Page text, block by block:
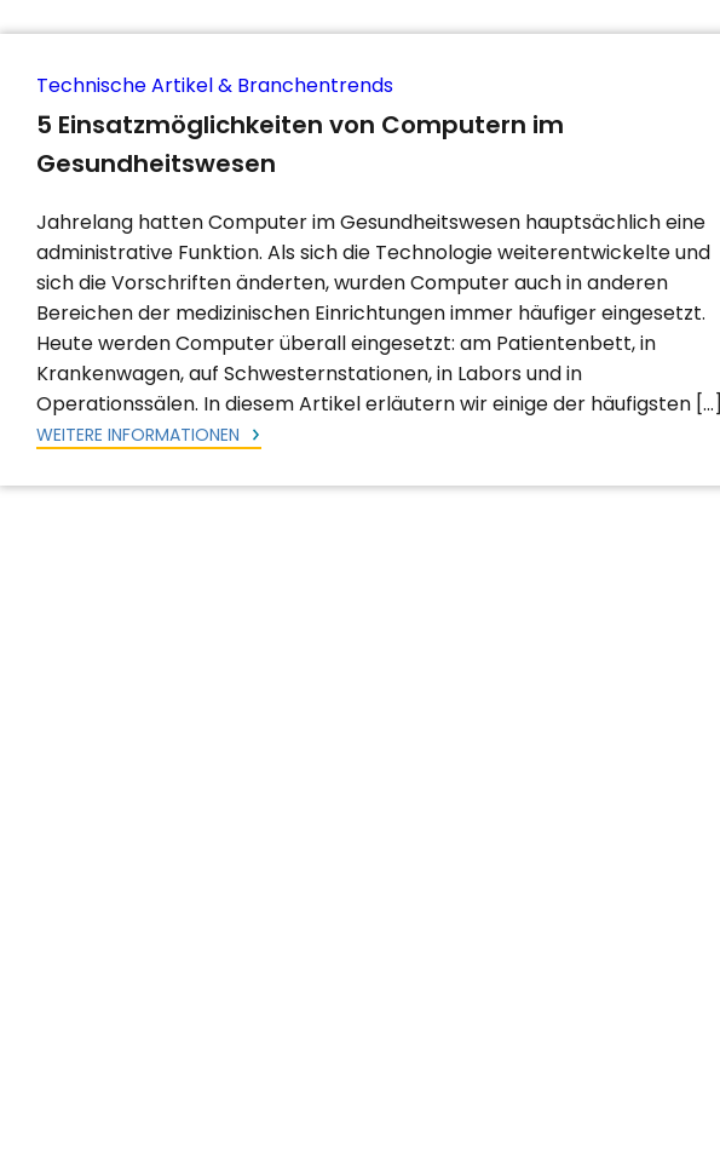
Technische Artikel & Branchentrends
5 Einsatzmöglichkeiten von Computern im
Gesundheitswesen
Jahrelang hatten Computer im Gesundheitswesen hauptsächlich eine
administrative Funktion. Als sich die Technologie weiterentwickelte und
sich die Vorschriften änderten, wurden Computer auch in anderen
Bereichen der medizinischen Einrichtungen immer häufiger eingesetzt.
Heute werden Computer überall eingesetzt: am Patientenbett, in
Krankenwagen, auf Schwesternstationen, in Labors und in
Operationssälen. In diesem Artikel erläutern wir einige der häufigsten […]
WEITERE INFORMATIONEN